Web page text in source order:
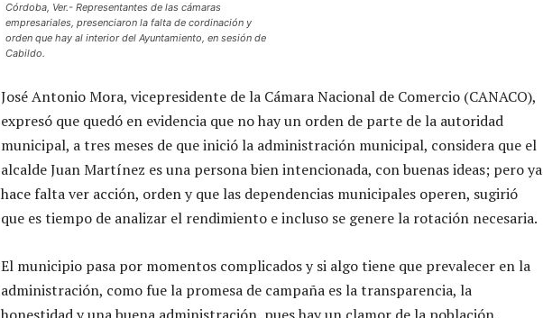
Córdoba, Ver.- Representantes de las cámaras
empresariales, presenciaron la falta de cordinación y
orden que hay al interior del Ayuntamiento, en sesión de
Cabildo.
José Antonio Mora, vicepresidente de la Cámara Nacional de Comercio (CANACO),
expresó que quedó en evidencia que no hay un orden de parte de la autoridad
municipal, a tres meses de que inició la administración municipal, considera que el
alcalde Juan Martínez es una persona bien intencionada, con buenas ideas; pero ya
hace falta ver acción, orden y que las dependencias municipales operen, sugirió
que es tiempo de analizar el rendimiento e incluso se genere la rotación necesaria.
El municipio pasa por momentos complicados y si algo tiene que prevalecer en la
administración, como fue la promesa de campaña es la transparencia, la